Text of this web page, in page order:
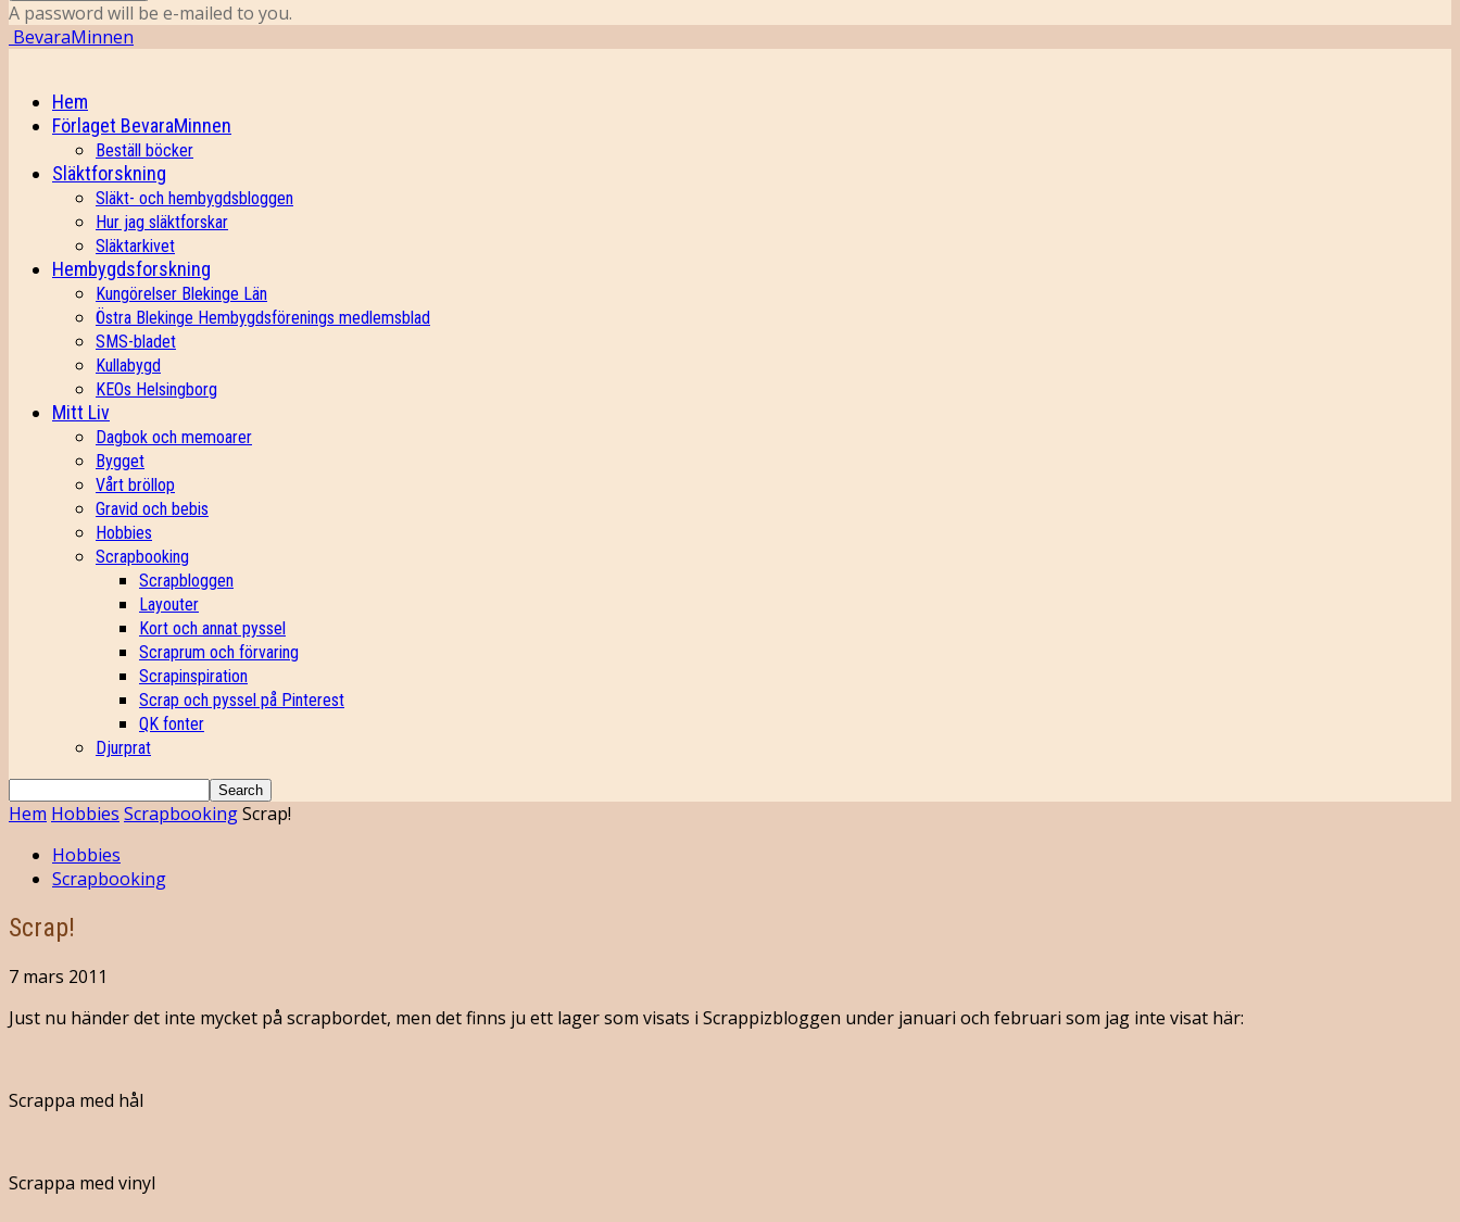
A password will be e-mailed to you.
BevaraMinnen
Hem
Förlaget BevaraMinnen
Beställ böcker
Släktforskning
Släkt- och hembygdsbloggen
Hur jag släktforskar
Släktarkivet
Hembygdsforskning
Kungörelser Blekinge Län
Östra Blekinge Hembygdsförenings medlemsblad
SMS-bladet
Kullabygd
KEOs Helsingborg
Mitt Liv
Dagbok och memoarer
Bygget
Vårt bröllop
Gravid och bebis
Hobbies
Scrapbooking
Scrapbloggen
Layouter
Kort och annat pyssel
Scraprum och förvaring
Scrapinspiration
Scrap och pyssel på Pinterest
QK fonter
Djurprat
Hem Hobbies ScrapbookingScrap!
Hobbies
Scrapbooking
Scrap!
7 mars 2011
Just nu händer det inte mycket på scrapbordet, men det finns ju ett lager som visats i Scrappizbloggen under januari och februari som jag inte visat här:
Scrappa med hål
Scrappa med vinyl